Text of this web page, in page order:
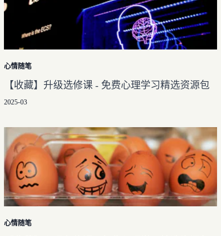
心情随笔
【收藏】升级选修课 - 免费心理学习精选资源包
2025-03
心情随笔